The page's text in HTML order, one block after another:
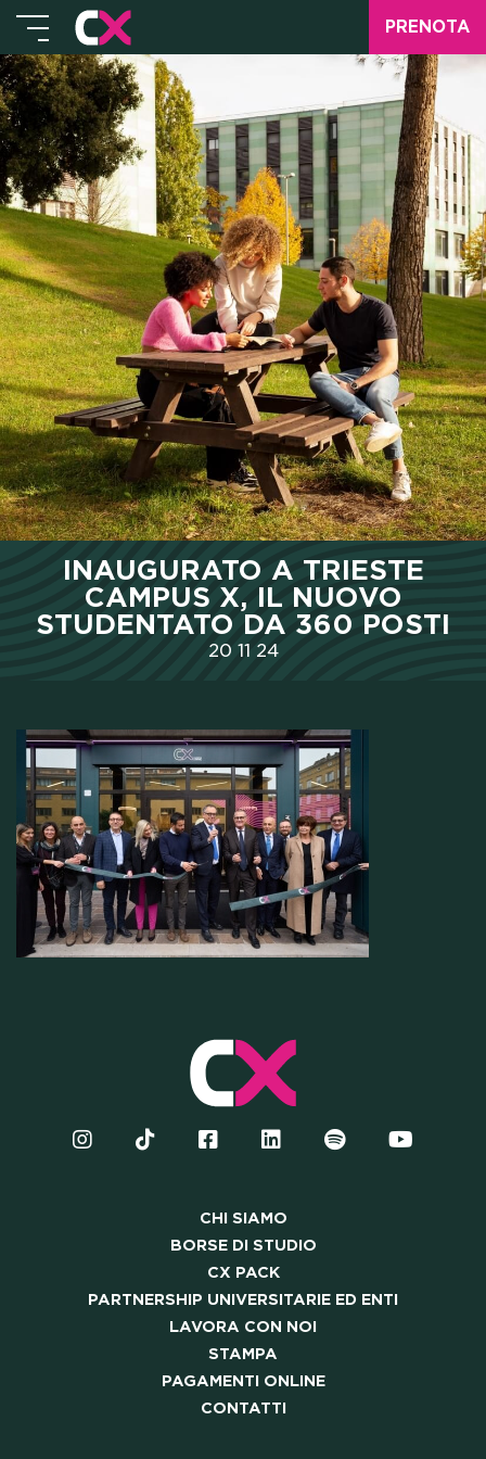
PRENOTA
HOME
CHI SIAMO
BORSE DI STUDIO
CAMPUS
HOTEL
MEETING & COWORKING
CX PACK
SKILLBOOST LAB
GOOD THINGS WE DO
LAVORA CON NOI
STAMPA
PAGAMENTI ONLINE
INAUGURATO A TRIESTE
CAMPUS X, IL NUOVO
STUDENTATO DA 360 POSTI
20 11 24
CHI SIAMO
BORSE DI STUDIO
CX PACK
PARTNERSHIP UNIVERSITARIE ED ENTI
LAVORA CON NOI
STAMPA
PAGAMENTI ONLINE
CONTATTI